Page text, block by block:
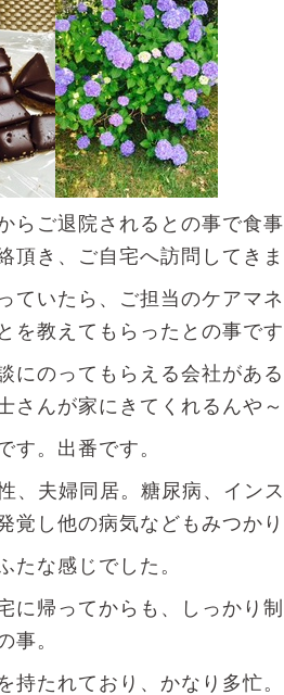
らご退院されるとの事で食
頂き、ご自宅へ訪問してき
ていたら、ご担当のケアマ
を教えてもらったとの事で
にのってもらえる会社があ
さんが家にきてくれるんや
す。出番です。
、夫婦同居。糖尿病、イン
覚し他の病気などもみつかり
たな感じでした。
に帰ってからも、しっかり
事。
持たれており、かなり多忙